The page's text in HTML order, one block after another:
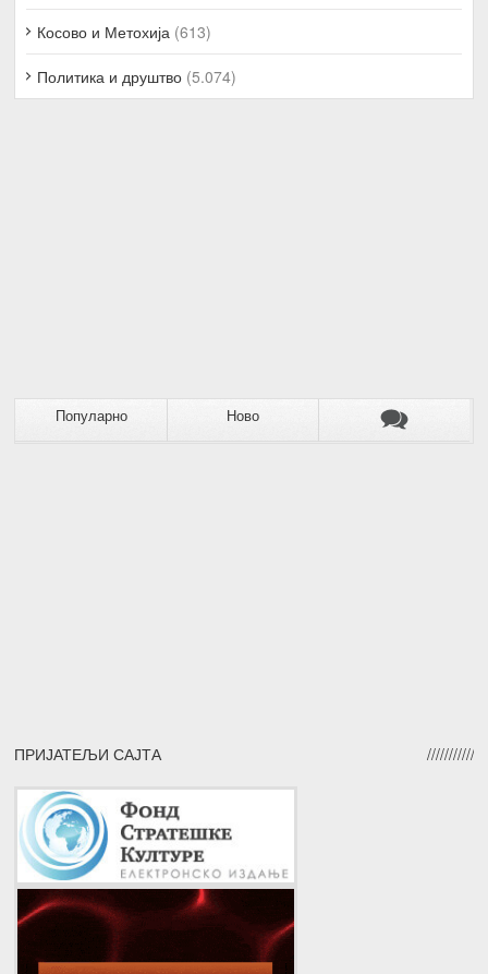
Косово и Метохија (613)
Политика и друштво (5.074)
Популарно Ново
ПРИЈАТЕЉИ САЈТА